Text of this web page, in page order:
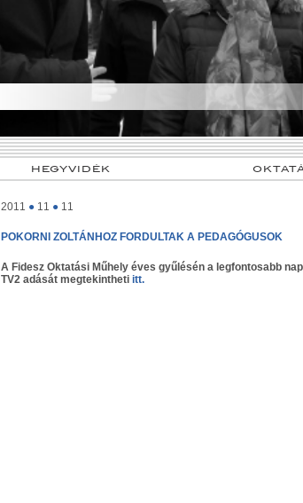
HEGYVIDÉK
2011 ● 11 ● 11
POKORNI ZOLTÁNHOZ FORDULTAK A PEDAGÓGUSOK
A Fidesz Oktatási Műhely éves gyűlésén a legfontosabb
TV2 adását megtekinthetiitt.